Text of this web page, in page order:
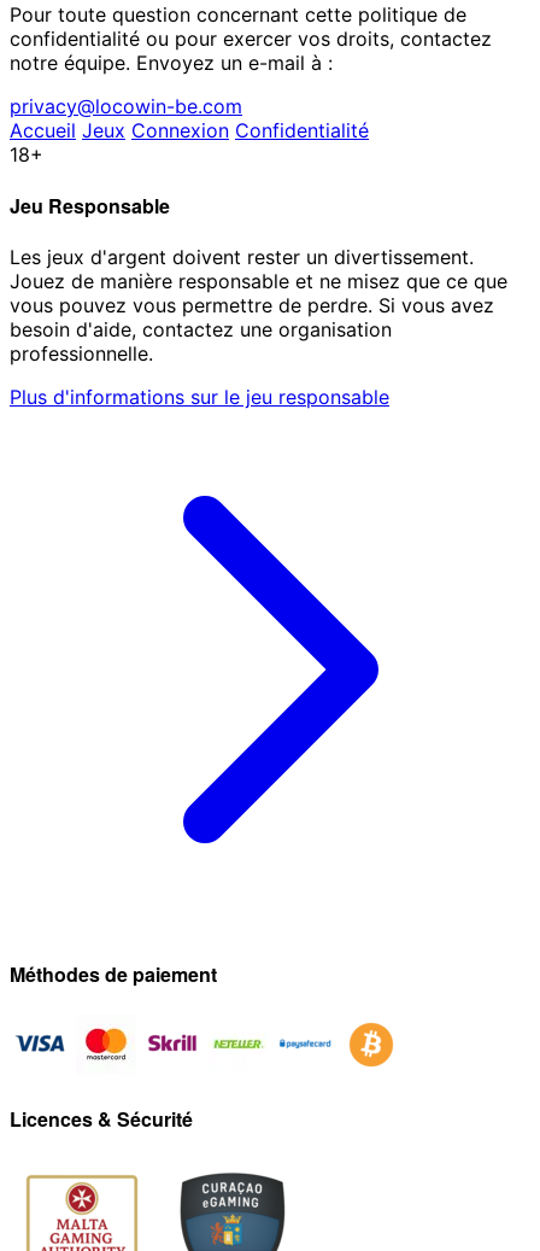
Pour toute question concernant cette politique de
confidentialité ou pour exercer vos droits, contactez
notre équipe. Envoyez un e-mail à :
privacy@locowin-be.com
Accueil Jeux Connexion Confidentialité
18+
Jeu Responsable
Les jeux d'argent doivent rester un divertissement.
Jouez de manière responsable et ne misez que ce que
vous pouvez vous permettre de perdre. Si vous avez
besoin d'aide, contactez une organisation
professionnelle.
Plus d'informations sur le jeu responsable
Méthodes de paiement
Licences & Sécurité